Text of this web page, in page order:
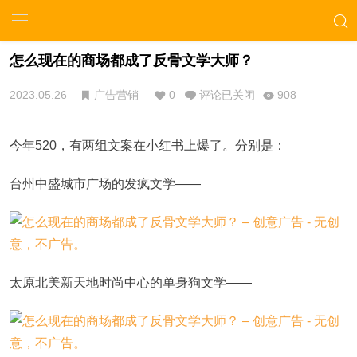
怎么现在的商场都成了反骨文学大师？
2023.05.26 广告营销 0 评论已关闭 908
今年520，有两组文案在小红书上爆了。分别是：
台州中盛城市广场的发疯文学——
太原北美新天地时尚中心的单身狗文学——